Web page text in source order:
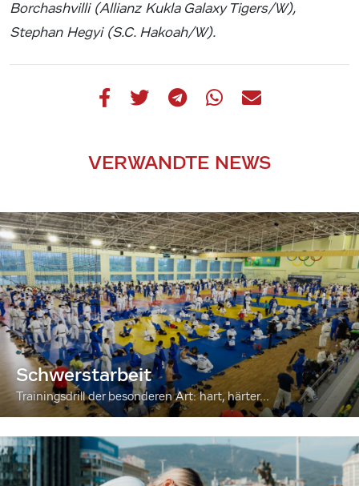
Borchashvilli (Allianz Kukla Galaxy Tigers/W),
Stephan Hegyi (S.C. Hakoah/W).
VERWANDTE NEWS
Schwerstarbeit
Trainingsdrill der besonderen Art: hart, härter...